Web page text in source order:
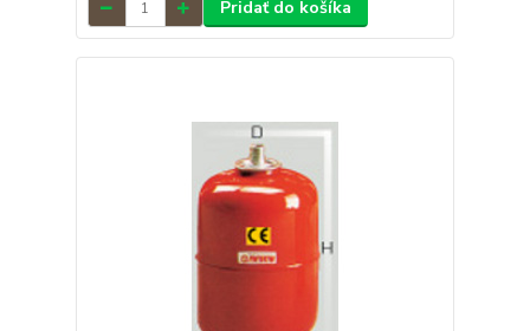
Pridať do košíka